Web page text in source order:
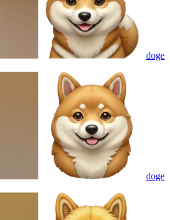
doge
doge